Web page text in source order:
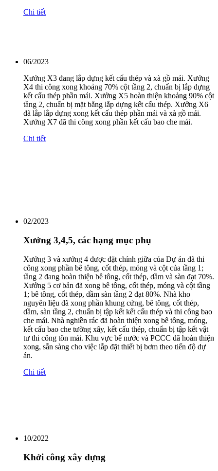
Chi tiết
06/2023
Xưởng X3 đang lắp dựng kết cấu thép và xà gồ mái. Xưởng
X4 thi công xong khoảng 70% cột tầng 2, chuẩn bị lắp dựng
kết cấu thép phần mái. Xưởng X5 hoàn thiện khoảng 90% cột
tầng 2, chuẩn bị mặt bằng lắp dựng kết cấu thép. Xưởng X6
đã lắp lắp dựng xong kết cấu thép phần mái và xà gồ mái.
Xưởng X7 đã thi công xong phần kết cấu bao che mái.
Chi tiết
02/2023
Xưởng 3,4,5, các hạng mục phụ
Xưởng 3 và xưởng 4 được đặt chính giữa của Dự án đã thi
công xong phần bê tông, cốt thép, móng và cột của tầng 1;
tầng 2 đang hoàn thiện bê tông, cốt thép, dầm và sàn đạt 70%.
Xưởng 5 cơ bản đã xong bê tông, cốt thép, móng và cột tầng
1; bê tông, cốt thép, dầm sàn tầng 2 đạt 80%. Nhà kho
nguyên liệu đã xong phần khung cứng, bê tông, cốt thép,
dầm, sàn tầng 2, chuẩn bị tập kết kết cấu thép và thi công bao
che mái. Nhà nghiền rác đã hoàn thiện xong bê tông, móng,
kết cấu bao che tường xây, kết cấu thép, chuẩn bị tập kết vật
tư thi công tôn mái. Khu vực bể nước và PCCC đã hoàn thiện
xong, sẵn sàng cho việc lắp đặt thiết bị bơm theo tiến độ dự
án.
Chi tiết
10/2022
Khởi công xây dựng